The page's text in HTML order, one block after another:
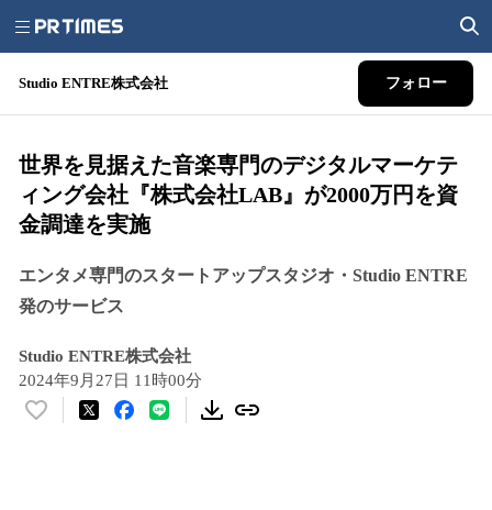
Studio ENTRE株式会社 フォロー
世界を見据えた音楽専門のデジタルマーケテ
ィング会社『株式会社LAB』が2000万円を資
金調達を実施
エンタメ専門のスタートアップスタジオ・Studio ENTRE
発のサービス
Studio ENTRE株式会社
2024年9月27日 11時00分
い